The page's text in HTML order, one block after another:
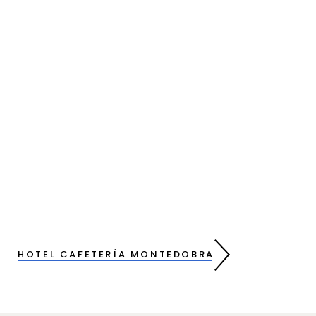
HOTEL CAFETERÍA MONTEDOBRA